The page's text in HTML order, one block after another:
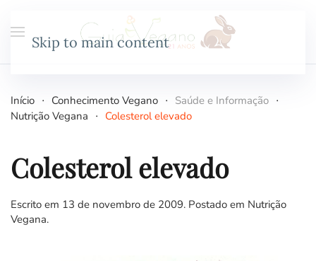
Skip to main content
Início Conhecimento Vegano
Saúde e Informação
Nutrição Vegana
Colesterol elevado
Colesterol elevado
Escrito em 13 de novembro de 2009. Postado em Nutrição
Vegana.